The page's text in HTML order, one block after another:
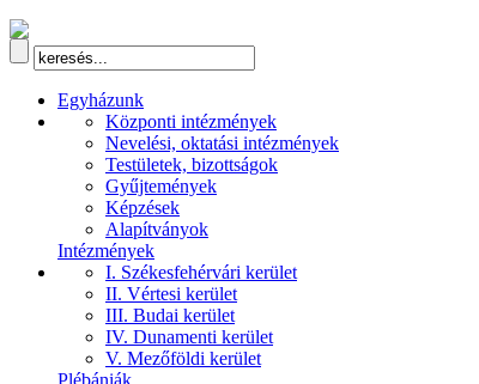
Egyházunk
Központi intézmények
Nevelési, oktatási intézmények
Testületek, bizottságok
Gyűjtemények
Képzések
Alapítványok
Intézmények
I. Székesfehérvári kerület
II. Vértesi kerület
III. Budai kerület
IV. Dunamenti kerület
V. Mezőföldi kerület
Plébániák